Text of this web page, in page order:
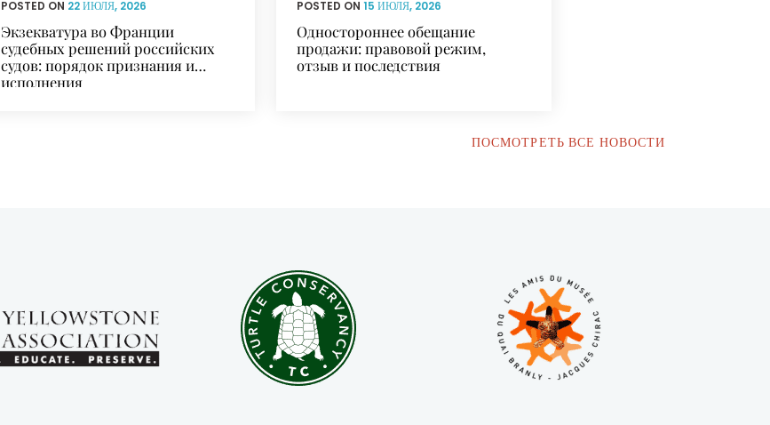
POSTED ON 22 ИЮЛЯ, 2026
Экзекватура во Франции
судебных решений российских
судов: порядок признания и
исполнения
POSTED ON15 ИЮЛЯ, 2026
Одностороннее обещание
продажи: правовой режим,
отзыв и последствия
ПОСМОТРЕТЬ ВСЕ НОВОСТИ